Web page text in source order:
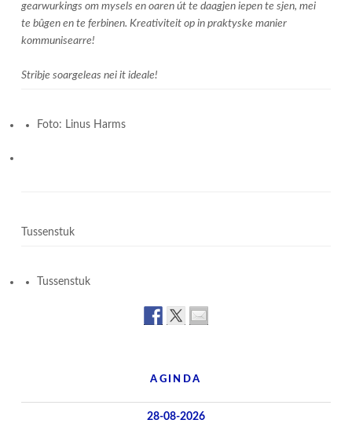
gearwurkings om mysels en oaren út te daagjen iepen te sjen, mei
te bûgen en te ferbinen. Kreativiteit op in praktyske manier
kommunisearre!
Stribje soargeleas nei it ideale!
Foto: Linus Harms
Tussenstuk
Tussenstuk
AGINDA
28-08-2026